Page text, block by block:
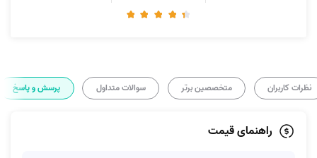
نظرات کاربران متخصصین برتر سوالات متداول پرسش و پاسخ
راهنمای قیمت